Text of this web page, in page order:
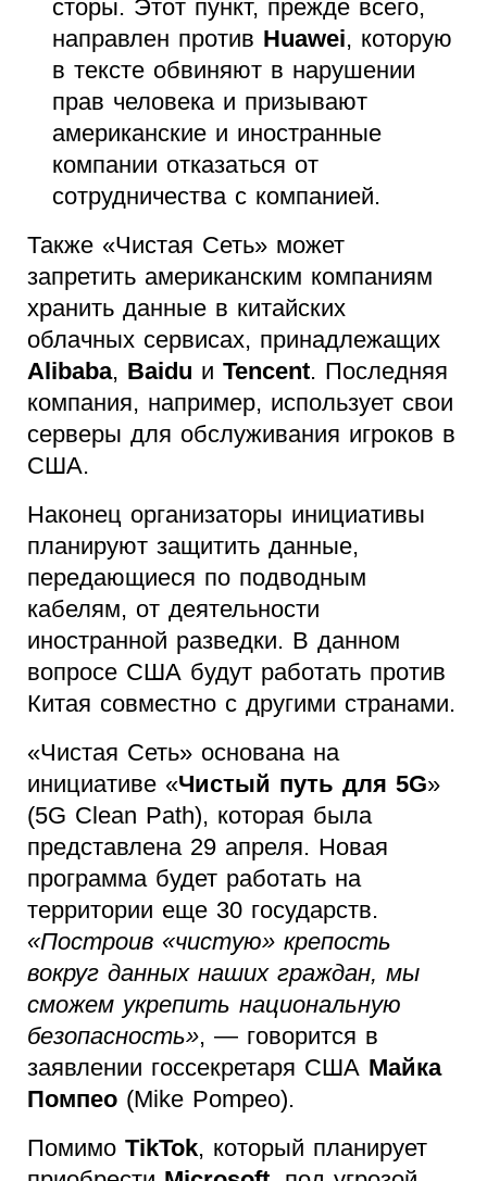
сторы. Этот пункт, прежде всего,
направлен против Huawei, которую
в тексте обвиняют в нарушении
прав человека и призывают
американские и иностранные
компании отказаться от
сотрудничества с компанией.
Также «Чистая Сеть» может
запретить американским компаниям
хранить данные в китайских
облачных сервисах, принадлежащих
Alibaba, Baidu и Tencent. Последняя
компания, например, использует свои
серверы для обслуживания игроков в
США.
Наконец организаторы инициативы
планируют защитить данные,
передающиеся по подводным
кабелям, от деятельности
иностранной разведки. В данном
вопросе США будут работать против
Китая совместно с другими странами.
«Чистая Сеть» основана на
инициативе «Чистый путь для 5G»
(5G Clean Path), которая была
представлена 29 апреля. Новая
программа будет работать на
территории еще 30 государств.
«Построив «чистую» крепость
вокруг данных наших граждан, мы
сможем укрепить национальную
безопасность», — говорится в
заявлении госсекретаря США Майка
Помпео (Mike Pompeo).
Помимо TikTok, который планирует